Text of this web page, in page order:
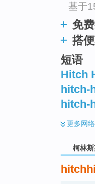
基于
免
搭
短语
Hitch
hitch-
hitch-
更多网
柯林